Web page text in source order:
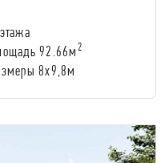
92.66м2
8х9,8м